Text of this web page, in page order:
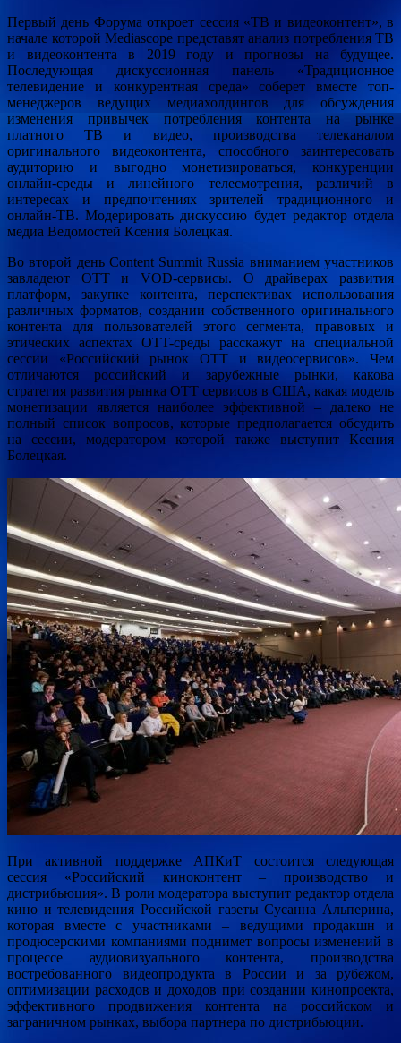
Первый день Форума откроет сессия «ТВ и видеоконтент», в
начале которой Mediascope представят анализ потребления ТВ
и видеоконтента в 2019 году и прогнозы на будущее.
Последующая дискуссионная панель «Традиционное
телевидение и конкурентная среда» соберет вместе топ-
менеджеров ведущих медиахолдингов для обсуждения
изменения привычек потребления контента на рынке
платного ТВ и видео, производства телеканалом
оригинального видеоконтента, способного заинтересовать
аудиторию и выгодно монетизироваться, конкуренции
онлайн-среды и линейного телесмотрения, различий в
интересах и предпочтениях зрителей традиционного и
онлайн-ТВ. Модерировать дискуссию будет редактор отдела
медиа Ведомостей Ксения Болецкая.
Во второй день Content Summit Russia вниманием участников
завладеют OTT и VOD-сервисы. О драйверах развития
платформ, закупке контента, перспективах использования
различных форматов, создании собственного оригинального
контента для пользователей этого сегмента, правовых и
этических аспектах OTT-среды расскажут на специальной
сессии «Российский рынок OTT и видеосервисов». Чем
отличаются российский и зарубежные рынки, какова
стратегия развития рынка ОТТ сервисов в США, какая модель
монетизации является наиболее эффективной – далеко не
полный список вопросов, которые предполагается обсудить
на сессии, модератором которой также выступит Ксения
Болецкая.
При активной поддержке АПКиТ состоится следующая
сессия «Российский киноконтент – производство и
дистрибьюция». В роли модератора выступит редактор отдела
кино и телевидения Российской газеты Сусанна Альперина,
которая вместе с участниками – ведущими продакшн и
продюсерскими компаниями поднимет вопросы изменений в
процессе аудиовизуального контента, производства
востребованного видеопродукта в России и за рубежом,
оптимизации расходов и доходов при создании кинопроекта,
эффективного продвижения контента на российском и
заграничном рынках, выбора партнера по дистрибьюции.